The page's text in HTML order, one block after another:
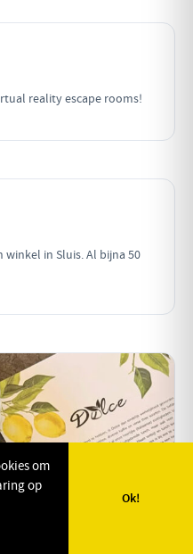
reality escape rooms!
winkel in Sluis. Al bijna 50
om
op
Ok!